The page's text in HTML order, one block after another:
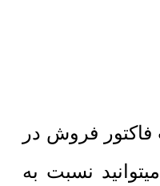
فروش در
نسبت به